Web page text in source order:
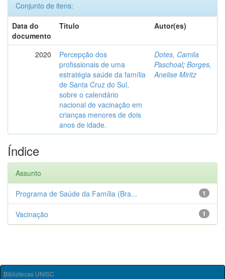
Conjunto de itens:
Data do
documento
Título Autor(es)
2020
Percepção dos
profissionais de uma
estratégia saúde da família
de Santa Cruz do Sul,
sobre o calendário
nacional de vacinação em
crianças menores de dois
anos de idade.
Dotes, Camila
Paschoal; Borges,
Anelise Miritz
Índice
Assunto
1
Programa de Saúde da Família (Bra...
1
Vacinação
Bibliotecas UNISC